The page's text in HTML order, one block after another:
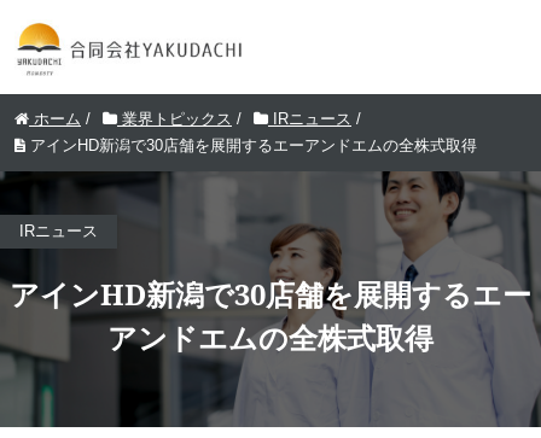
ホーム / 業界トピックス / IRニュース /
アインHD新潟で30店舗を展開するエーアンドエムの全株式取得
IRニュース
アインHD新潟で30店舗を展開するエー
アンドエムの全株式取得